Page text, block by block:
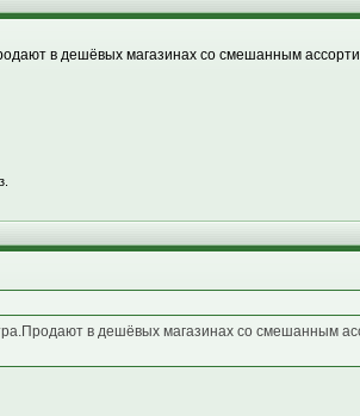
в дешёвых магазинах со смешанным
в дешёвых магазинах со смешанным